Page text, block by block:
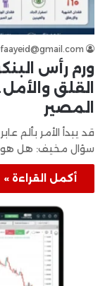
ورم رأس
القلق
المصير
قد يبدأ الأمر بألم
سؤال مخيف: هل هو
أكمل القراءة »